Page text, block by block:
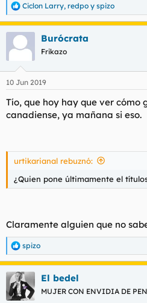
R
e
a
c
c
e
s
Ciclon Larry, redpo y spizo
Burócrata
Frikazo
10 Jun 2019
Tío, que hoy hay que ver cómo
canadiense, ya mañana si eso.
urtikarianal rebuznó:
¿Quien pone últimamente el
Claramente alguien que no
R
e
a
c
c
i
spizo
El bedel
MUJER CON ENVIDIA DE